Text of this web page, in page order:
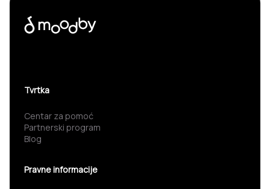
Tvrtka
Centar za pomoć
Partnerski program
Blog
Pravne informacije